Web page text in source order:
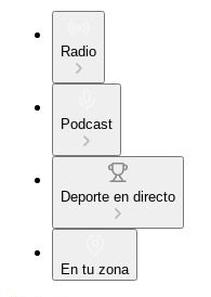
Radio
Podcast
Deporte en directo
En tu zona